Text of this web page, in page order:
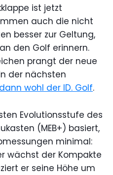
ist jetzt
auch die nicht
besser zur Geltung,
den Golf erinnern.
prangt der neue
der nächsten
wohl der ID. Golf.
Evolutionsstufe des
(MEB+) basiert,
minimal:
wächst der Kompakte
er seine Höhe um